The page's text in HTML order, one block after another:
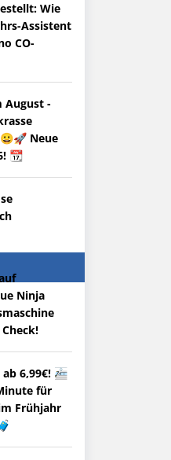
Wie
Assistent
CO-
August -
Neue
📆
Ninja
6,99€! 🚈
für
Frühjahr